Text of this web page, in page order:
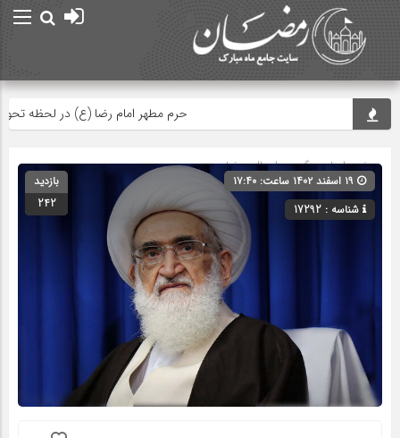
حرم مطهر امام رضا (ع) در لحظه تحویل
صفحه اصلی» گروه »اعمال رمضان
شناسه : 17292
بازدید
242